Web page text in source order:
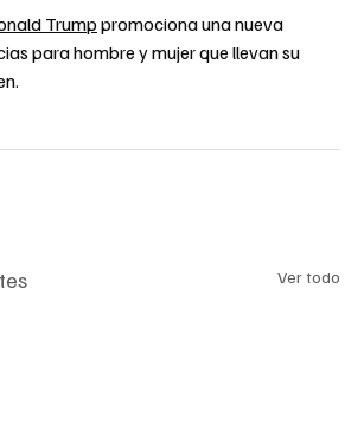
Trump promociona una nueva
para hombre y mujer que llevan su
Ver todo